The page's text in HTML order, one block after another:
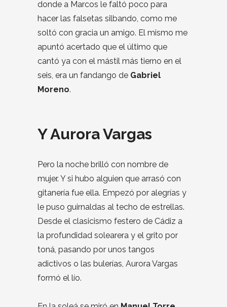
donde a Marcos le faltó poco para
hacer las falsetas silbando, como me
soltó con gracia un amigo. El mismo me
apuntó acertado que el último que
cantó ya con el mástil más tierno en el
seis, era un fandango de Gabriel
Moreno.
Y Aurora Vargas
Pero la noche brilló con nombre de
mujer. Y si hubo alguien que arrasó con
gitanería fue ella. Empezó por alegrías y
le puso guirnaldas al techo de estrellas.
Desde el clasicismo festero de Cádiz a
la profundidad solearera y el grito por
toná, pasando por unos tangos
adictivos o las bulerías, Aurora Vargas
formó el lío.